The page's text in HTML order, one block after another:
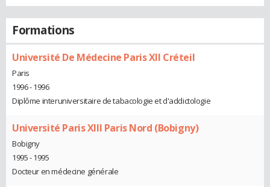
Formations
Université De Médecine Paris XII Créteil
Paris
1996 - 1996
Diplôme interuniversitaire de tabacologie et d'addictologie
Université Paris XIII Paris Nord (Bobigny)
Bobigny
1995 - 1995
Docteur en médecine générale